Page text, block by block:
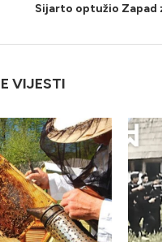
Sijarto optužio Zapad
VIJESTI